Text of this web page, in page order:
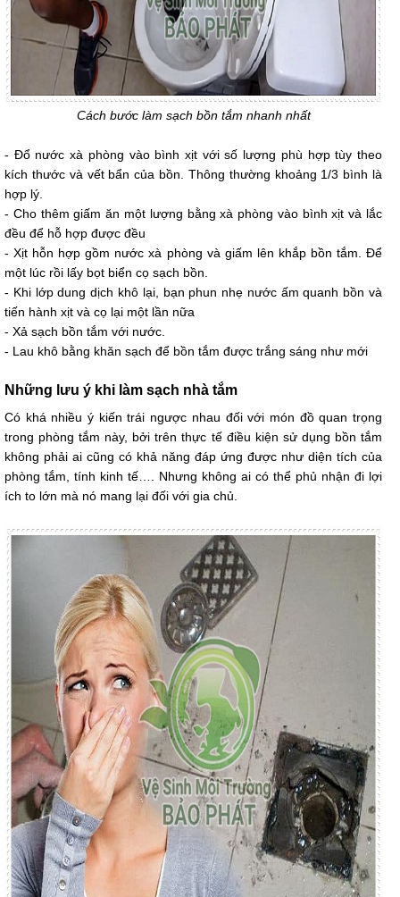
Cách bước làm sạch bồn tắm nhanh nhất
- Đổ nước xà phòng vào bình xịt với số lượng phù hợp tùy theo
kích thước và vết bẩn của bồn. Thông thường khoảng 1/3 bình là
hợp lý.
- Cho thêm giấm ăn một lượng bằng xà phòng vào bình xịt và lắc
đều để hỗ hợp được đều
- Xịt hỗn hợp gồm nước xà phòng và giấm lên khắp bồn tắm. Để
một lúc rồi lấy bọt biển cọ sạch bồn.
- Khi lớp dung dịch khô lại, bạn phun nhẹ nước ấm quanh bồn và
tiến hành xịt và cọ lại một lần nữa
- Xả sạch bồn tắm với nước.
- Lau khô bằng khăn sạch để bồn tắm được trắng sáng như mới
Những lưu ý khi làm sạch nhà tắm
Có khá nhiều ý kiến trái ngược nhau đối với món đồ quan trọng
trong phòng tắm này, bởi trên thực tế điều kiện sử dụng bồn tắm
không phải ai cũng có khả năng đáp ứng được như diện tích của
phòng tắm, tính kinh tế…. Nhưng không ai có thể phủ nhận đi lợi
ích to lớn mà nó mang lại đối với gia chủ.